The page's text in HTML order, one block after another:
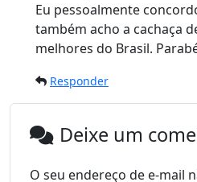
Eu pessoalmente
também acho a cachaça
melhores do Brasil.
Responder
Deixe um
O seu endereço de e-mail